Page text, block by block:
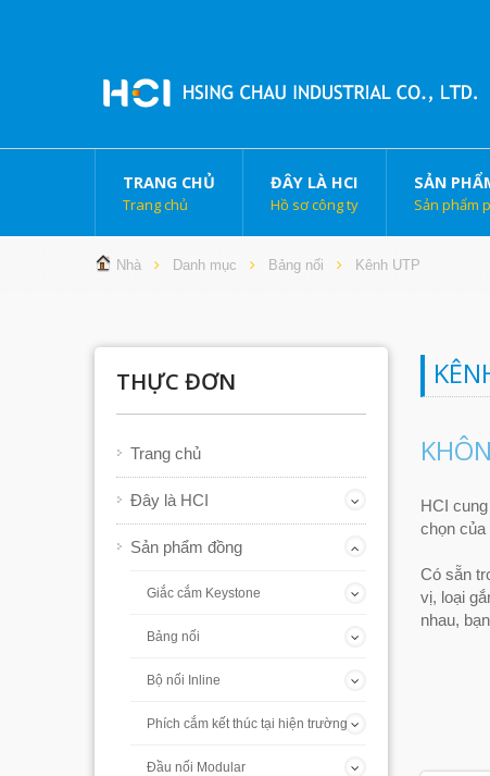
TRANG CHỦ
Trang chủ
ĐÂY LÀ HCI
Hồ sơ công ty
SẢN
Sản phẩm
Nhà Danh mục Bảng nối Kênh UTP
THỰC ĐƠN
Trang chủ
Đây là HCI
Sản phẩm đồng
Giắc cắm Keystone
Bảng nối
Bộ nối Inline
Phích cắm kết thúc tại hiện trường
Đầu nối Modular
HCI
chọn của
Có sẵn
vị, loại
nhau,